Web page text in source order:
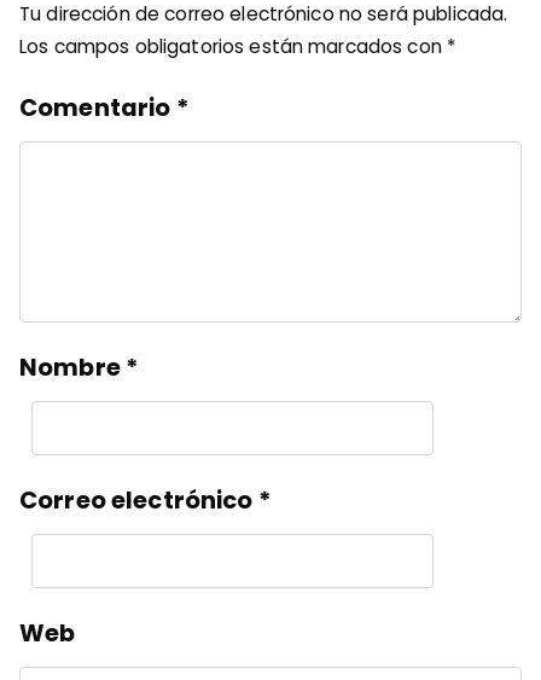
Tu dirección de correo electrónico no será publicada.
Los campos obligatorios están marcados con *
Comentario *
Nombre*
Correo electrónico *
Web